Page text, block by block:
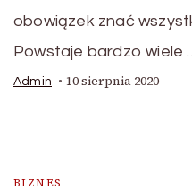
obowiązek znać
Powstaje bardzo wiele
Admin 10 sierpnia 2020
BIZNES